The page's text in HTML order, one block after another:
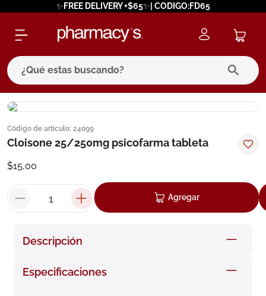
✨FREE DELIVERY +$65✨| CODIGO:FD65
¿Qué estas buscando?
Código de artículo: 24099
Cloisone 25/250mg psicofarma tableta
$15,00
Agregar
Descripción
Especificaciones
términos más buscados
1. eucerin
pilexil
5. cerave
6 degraler
8. roche posay